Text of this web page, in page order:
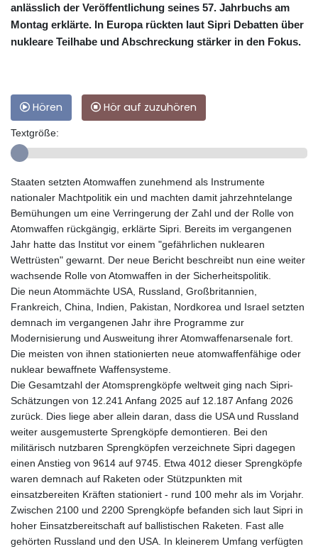
anlässlich der Veröffentlichung seines 57. Jahrbuchs am
Montag erklärte. In Europa rückten laut Sipri Debatten über
nukleare Teilhabe und Abschreckung stärker in den Fokus.
Hören Hör auf zuzuhören
Textgröße:
Staaten setzten Atomwaffen zunehmend als Instrumente
nationaler Machtpolitik ein und machten damit jahrzehntelange
Bemühungen um eine Verringerung der Zahl und der Rolle von
Atomwaffen rückgängig, erklärte Sipri. Bereits im vergangenen
Jahr hatte das Institut vor einem "gefährlichen nuklearen
Wettrüsten" gewarnt. Der neue Bericht beschreibt nun eine weiter
wachsende Rolle von Atomwaffen in der Sicherheitspolitik.
Die neun Atommächte USA, Russland, Großbritannien,
Frankreich, China, Indien, Pakistan, Nordkorea und Israel setzten
demnach im vergangenen Jahr ihre Programme zur
Modernisierung und Ausweitung ihrer Atomwaffenarsenale fort.
Die meisten von ihnen stationierten neue atomwaffenfähige oder
nuklear bewaffnete Waffensysteme.
Die Gesamtzahl der Atomsprengköpfe weltweit ging nach Sipri-
Schätzungen von 12.241 Anfang 2025 auf 12.187 Anfang 2026
zurück. Dies liege aber allein daran, dass die USA und Russland
weiter ausgemusterte Sprengköpfe demontieren. Bei den
militärisch nutzbaren Sprengköpfen verzeichnete Sipri dagegen
einen Anstieg von 9614 auf 9745. Etwa 4012 dieser Sprengköpfe
waren demnach auf Raketen oder Stützpunkten mit
einsatzbereiten Kräften stationiert - rund 100 mehr als im Vorjahr.
Zwischen 2100 und 2200 Sprengköpfe befanden sich laut Sipri in
hoher Einsatzbereitschaft auf ballistischen Raketen. Fast alle
gehörten Russland und den USA. In kleinerem Umfang verfügten